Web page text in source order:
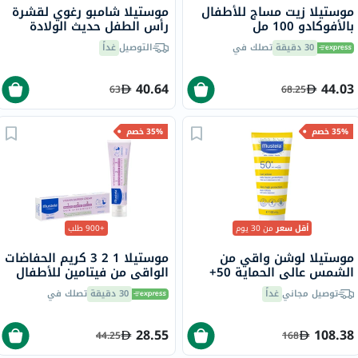
موستيلا زيت مساج للأطفال
بالأفوكادو 100 مل
30 دقيقة تصلك في
44.03
68.25
موستيلا شامبو رغوي لقشرة
رأس الطفل حديث الولادة
لطيف على العينين خالي من
العطور 150 مل
التوصيلغداً
40.64
63
35% خصم
أقل سعرمن 30 يوم
موستيلا لوشن واقي من
الشمس عالي الحماية 50+
للوجه والجسم، مقاوم للماء،
100 ملتوصيل مجانيغداً
108.38
168
35% خصم
+900 طلب
موستيلا 1 2 3 كريم الحفاضات
الواقي من فيتامين للأطفال
50 مل 30 دقيقة تصلك في
28.55
44.25